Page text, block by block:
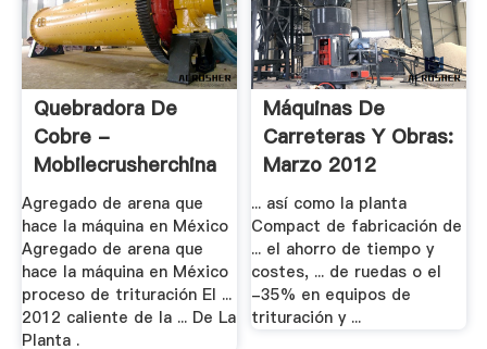
Quebradora De
Cobre -
Mobilecrusherchina
Agregado de arena que
hace la máquina en México
Agregado de arena que
hace la máquina en México
proceso de trituración El ...
2012 caliente de la ... De La
Planta .
Máquinas De
Carreteras Y Obras:
Marzo 2012
... así como la planta
Compact de fabricación de
... el ahorro de tiempo y
costes, ... de ruedas o el
-35% en equipos de
trituración y ...